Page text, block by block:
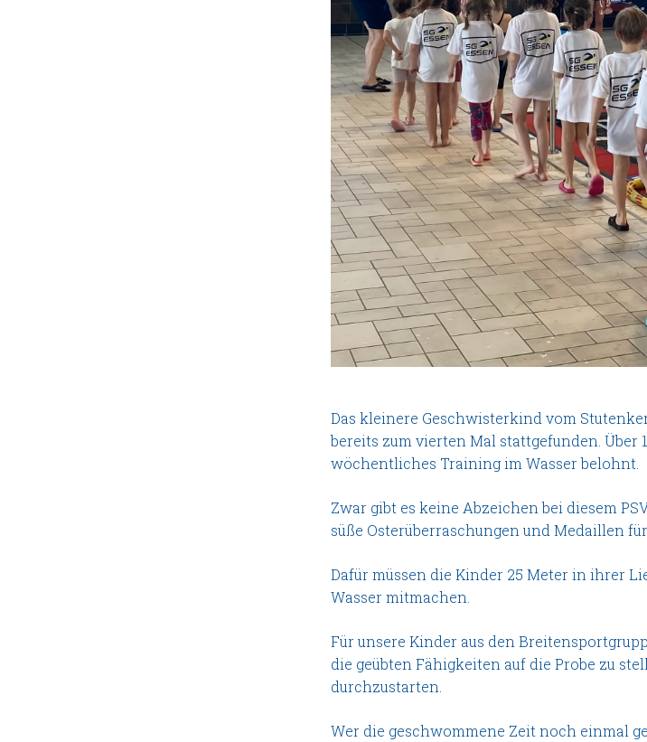
Das kleinere Geschwisterkind vom
bereits zum vierten Mal stattgefunden.
wöchentliches Training im Wasser belohnt.
Zwar gibt es keine Abzeichen bei diesem
süße Osterüberraschungen und Medaillen
Dafür müssen die Kinder 25 Meter in ihrer
Wasser mitmachen.
Für unsere Kinder aus den
die geübten Fähigkeiten auf die Probe zu
durchzustarten.
Wer die geschwommene Zeit noch einmal